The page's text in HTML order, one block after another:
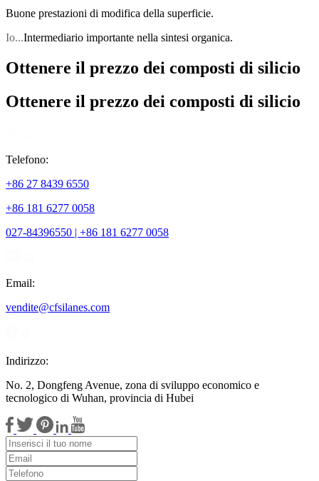
Buone prestazioni di modifica della superficie.
Io...Intermediario importante nella sintesi organica.
Ottenere il prezzo dei composti di silicio
Ottenere il prezzo dei composti di silicio
Telefono:
+86 27 8439 6550
+86 181 6277 0058
027-84396550 | +86 181 6277 0058
Email:
vendite@cfsilanes.com
Indirizzo:
No. 2, Dongfeng Avenue, zona di sviluppo economico e
tecnologico di Wuhan, provincia di Hubei